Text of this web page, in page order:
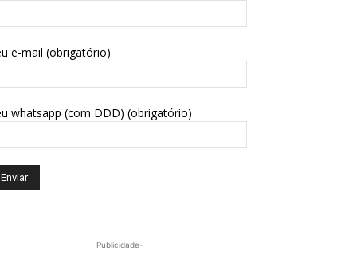
e-mail (obrigatório)
whatsapp (com DDD) (obrigatório)
-Publicidade-